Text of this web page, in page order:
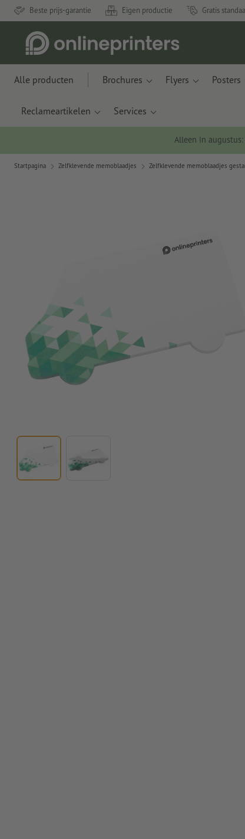
Beste prijs-garantie Eigen productie Gratis
Alle producten Brochures Flyers Posters
Reclameartikelen Services
Alleen in augustus:
Startpagina Zelfklevende memoblaadjes Zelfklevende memoblaadjes